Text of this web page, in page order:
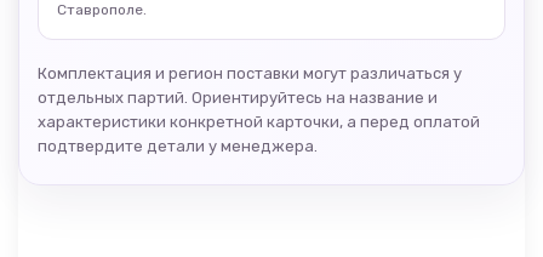
Ставрополе.
Комплектация и регион поставки могут различаться у
отдельных партий. Ориентируйтесь на название и
характеристики конкретной карточки, а перед оплатой
подтвердите детали у менеджера.